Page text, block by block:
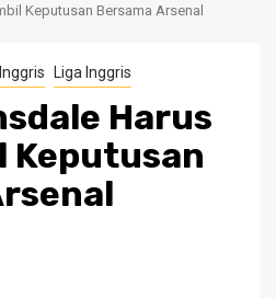
Keputusan Bersama Arsenal
Inggris Liga Inggris
Harus
Keputusan